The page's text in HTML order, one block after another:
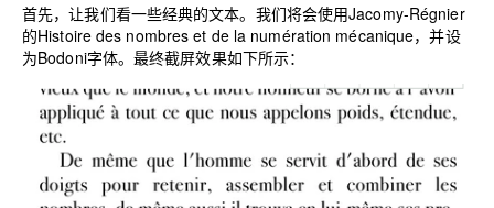
首先，让我们看一些经典的文本。我们将会使用Jacomy-Régnier
的Histoire des nombres et de la numération mécanique，并设
为Bodoni字体。最终截屏效果如下所示：